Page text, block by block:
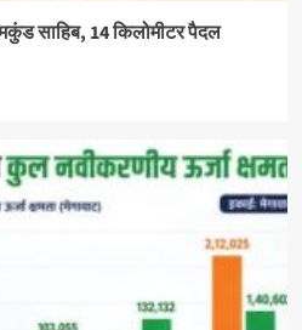
साहिब, 14 किलोमीटर पैदल